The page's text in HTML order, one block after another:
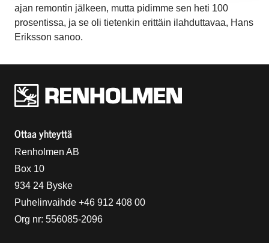
ajan remontin jälkeen, mutta pidimme sen heti 100
prosentissa, ja se oli tietenkin erittäin ilahduttavaa, Hans
Eriksson sanoo.
Ottaa yhteyttä
Renholmen AB
Box 10
934 24 Byske
Puhelinvaihde +46 912 408 00
Org nr: 556085-2096